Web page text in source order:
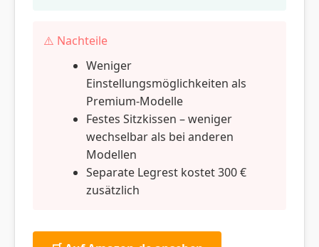
⚠️ Nachteile
Weniger
Einstellungsmöglichkeiten als
Premium-Modelle
Festes Sitzkissen – weniger
wechselbar als bei anderen
Modellen
Separate Legrest kostet 300 €
zusätzlich